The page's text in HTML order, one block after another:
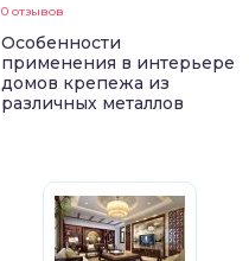
0 отзывов
Особенности
применения в интерьере
домов крепежа из
различных металлов